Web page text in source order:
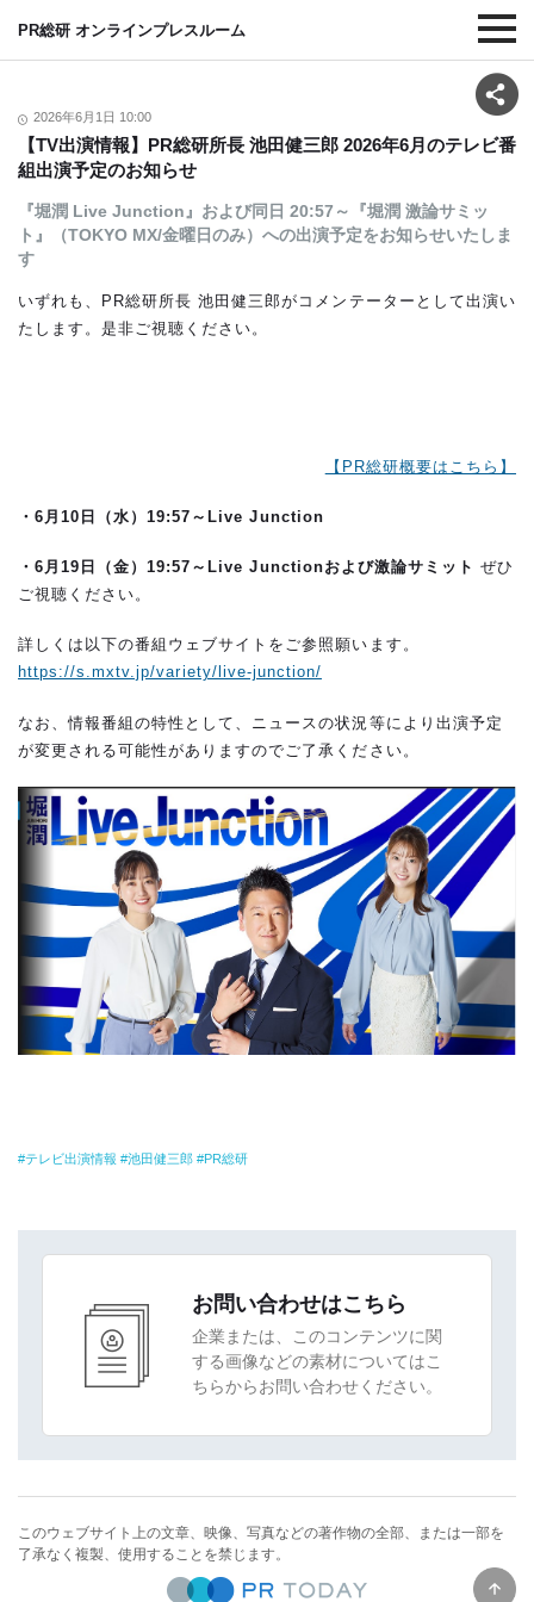
PR総研 オンラインプレスルーム
2026年6月1日 10:00
【TV出演情報】PR総研所長 池田健三郎 2026年6月のテレビ番
組出演予定のお知らせ
『堀潤 Live Junction』および同日 20:57～『堀潤 激論サミッ
ト』（TOKYO MX/金曜日のみ）への出演予定をお知らせいたしま
す
いずれも、PR総研所長 池田健三郎がコメンテーターとして出演い
たします。是非ご視聴ください。
【PR総研概要はこちら】
・6 月10日（水）19:57～Live Junction
・6 月19日（金）19:57～Live Junctionおよび激論サミット ぜひ
ご視聴ください。
詳しくは以下の番組ウェブサイトをご参照願います。
https://s.mxtv.jp/variety/live-junction/
なお、情報番組の特性として、ニュースの状況等により出演予定
が変更される可能性がありますのでご了承ください。
テレビ出演情報 池田健三郎 PR総研
お問い合わせはこちら
企業または、このコンテンツに関
する画像などの素材についてはこ
ちらからお問い合わせください。
このウェブサイト上の文章、映像、写真などの著作物の全部、または一部を
了承なく複製、使用することを禁じます。